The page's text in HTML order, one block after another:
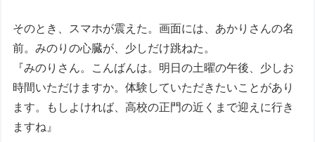
そのとき、スマホが震えた。画面には、あかりさんの名
前。みのりの心臓が、少しだけ跳ねた。
『みのりさん。こんばんは。明日の土曜の午後、少しお
時間いただけますか。体験していただきたいことがあり
ます。もしよければ、高校の正門の近くまで迎えに行き
ますね』